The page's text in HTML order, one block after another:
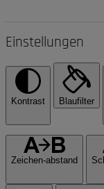
Einstellungen
Kontrast Blaufilter
Zeichen-abstand